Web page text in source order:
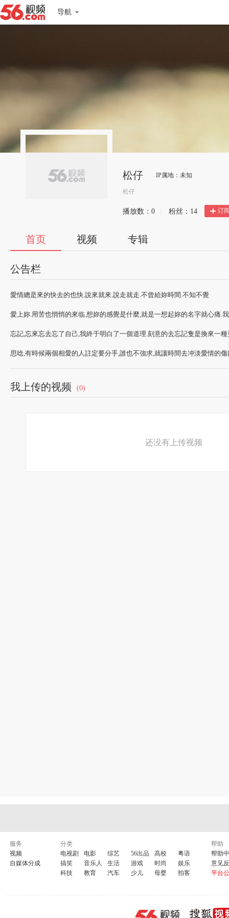
导航
松仔 IP属地：未知
松仔
播放数： 0 粉丝： 14 订
首页 视频 专辑
公告栏
愛情總是來的快去的也快.說來就來.說走就走.不曾給妳時間.不知不覺
愛上妳.用苦也悄悄的來临.想妳的感覺是什麼,就是一想起妳的名字就心痛.
忘記,忘來忘去忘了自己,我終于明白了一個道理.刻意的去忘記隻是換來一
思唸,有時候兩個相愛的人註定要分手,誰也不強求,就讓時間去冲淡愛情的傷
我上传的视频 (0)
还没有上传视频
服务
视频
自媒体分成
分类
电视剧
电影 综艺 56出品 高校
粤语
搞笑
音乐人 生活 游戏 时尚
娱乐
科技
教育 汽车 少儿 母婴 拍客
帮助
帮助
意见
平台